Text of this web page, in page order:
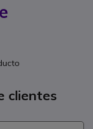
clientes